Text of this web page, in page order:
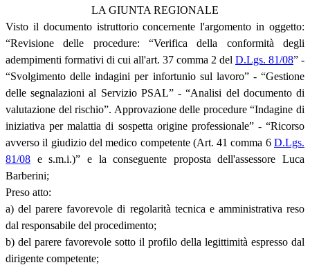
LA GIUNTA REGIONALE
Visto il documento istruttorio concernente l'argomento in oggetto:
“Revisione delle procedure: “Verifica della conformità degli
adempimenti formativi di cui all'art. 37 comma 2 del D.Lgs. 81/08” -
“Svolgimento delle indagini per infortunio sul lavoro” - “Gestione
delle segnalazioni al Servizio PSAL” - “Analisi del documento di
valutazione del rischio”. Approvazione delle procedure “Indagine di
iniziativa per malattia di sospetta origine professionale” - “Ricorso
avverso il giudizio del medico competente (Art. 41 comma 6 D.Lgs.
81/08 e s.m.i.)” e la conseguente proposta dell'assessore Luca
Barberini;
Preso atto:
a) del parere favorevole di regolarità tecnica e amministrativa reso
dal responsabile del procedimento;
b) del parere favorevole sotto il profilo della legittimità espresso dal
dirigente competente;